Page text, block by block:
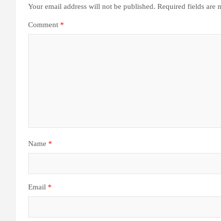
Your email address will not be published. Required fields are
Comment *
Name *
Email *